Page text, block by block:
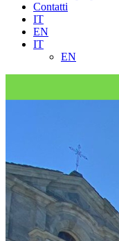
Contatti
IT
EN
IT
EN